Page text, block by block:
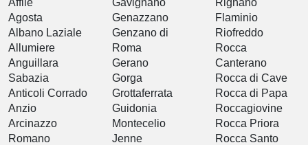
Agosta
Albano Laziale
Allumiere
Anguillara
Sabazia
Anticoli Corrado
Anzio
Arcinazzo
Romano
Genazzano
Genzano di
Roma
Gerano
Gorga
Grottaferrata
Guidonia
Montecelio
Jenne
Flaminio
Riofreddo
Rocca
Canterano
Rocca di Cave
Rocca di Papa
Roccagiovine
Rocca Priora
Rocca Santo